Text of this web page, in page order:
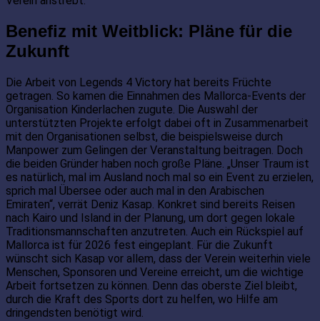
Benefiz mit Weitblick: Pläne für die
Zukunft
Die Arbeit von Legends 4 Victory hat bereits Früchte
getragen. So kamen die Einnahmen des Mallorca-Events der
Organisation Kinderlachen zugute. Die Auswahl der
unterstützten Projekte erfolgt dabei oft in Zusammenarbeit
mit den Organisationen selbst, die beispielsweise durch
Manpower zum Gelingen der Veranstaltung beitragen. Doch
die beiden Gründer haben noch große Pläne. „Unser Traum ist
es natürlich, mal im Ausland noch mal so ein Event zu erzielen,
sprich mal Übersee oder auch mal in den Arabischen
Emiraten“, verrät Deniz Kasap. Konkret sind bereits Reisen
nach Kairo und Island in der Planung, um dort gegen lokale
Traditionsmannschaften anzutreten. Auch ein Rückspiel auf
Mallorca ist für 2026 fest eingeplant. Für die Zukunft
wünscht sich Kasap vor allem, dass der Verein weiterhin viele
Menschen, Sponsoren und Vereine erreicht, um die wichtige
Arbeit fortsetzen zu können. Denn das oberste Ziel bleibt,
durch die Kraft des Sports dort zu helfen, wo Hilfe am
dringendsten benötigt wird.